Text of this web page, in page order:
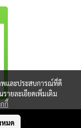
พและประสบการณ์ที่ดี
ายละเอียดเพิ่มเติม
กี้
หมด